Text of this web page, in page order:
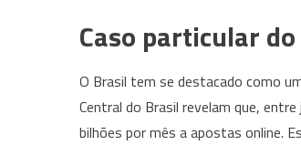
Caso particular
O Brasil tem se destacado como
Central do Brasil revelam que,
bilhões por mês a apostas online.